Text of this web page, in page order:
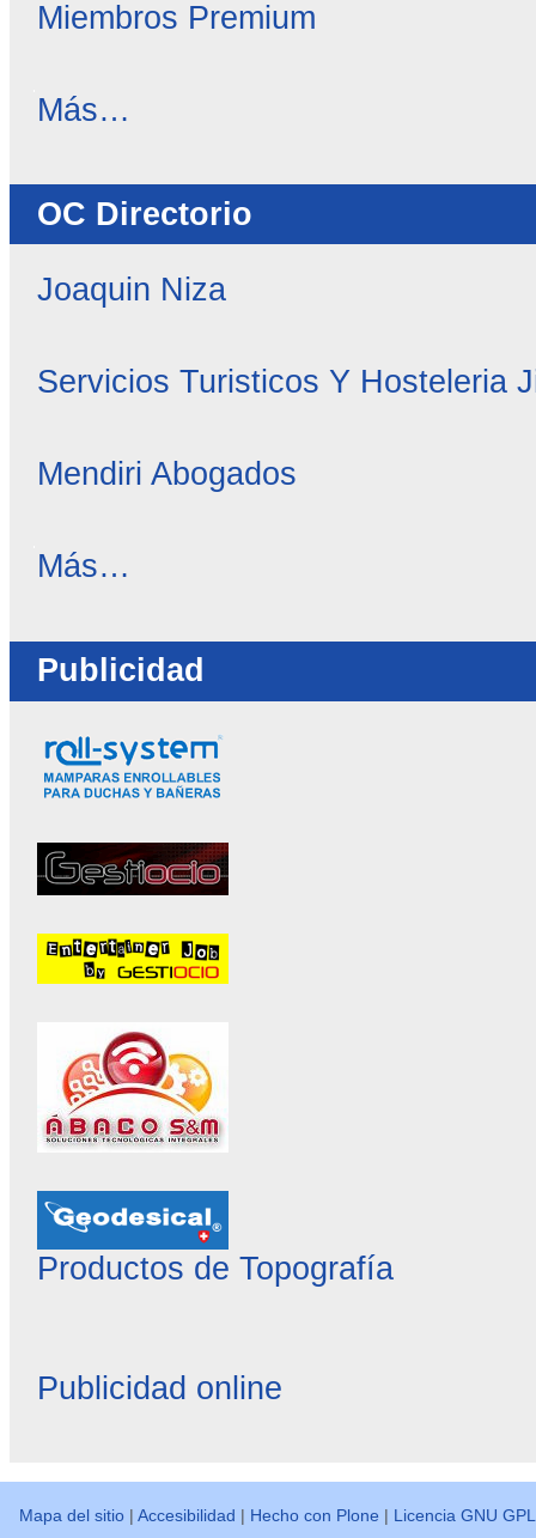
Miembros Premium
OC
Más…
OC Directorio
Joaquin Niza
Servicios Turisticos Y Hosteleria
Mendiri Abogados
OC
Más…
Publicidad
Productos de Topografía
Publicidad online
Mapa del sitio |Accesibilidad | Hecho con Plone | Licencia GNU GPL